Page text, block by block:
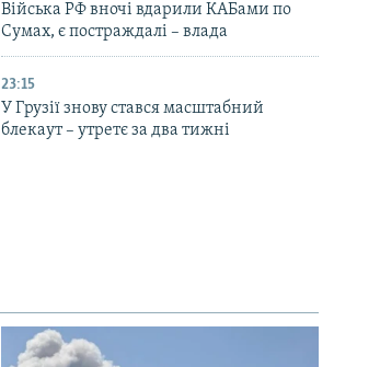
Війська РФ вночі вдарили КАБами по
Сумах, є постраждалі – влада
23:15
У Грузії знову стався масштабний
блекаут – утретє за два тижні